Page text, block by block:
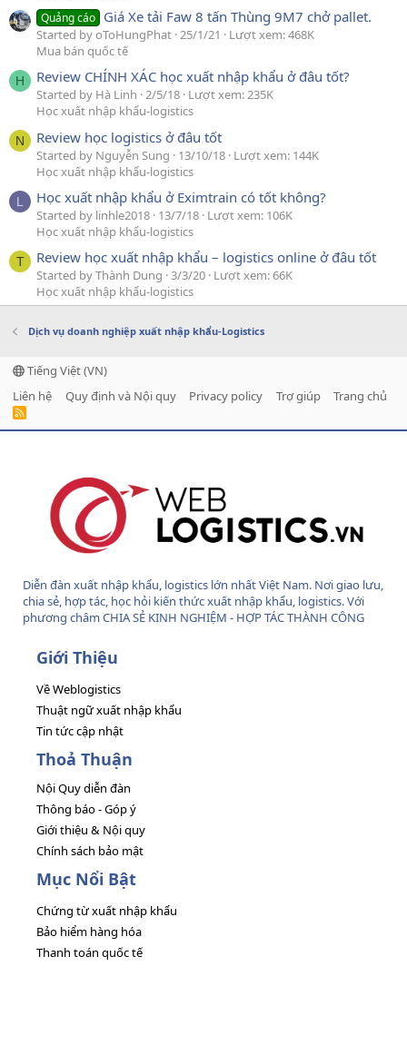
Quảng cáo Giá Xe tải Faw 8 tấn Thùng 9M7 chở pallet.
Started by oToHungPhat 25/1/21
Lượt xem: 468K
Mua bán quốc tế
H Review CHÍNH XÁC học xuất nhập khẩu ở đâu tốt?
Started by Hà Linh 2/5/18 Lượt xem: 235K
Học xuất nhập khẩu-logistics
N Review học logistics ở đâu tốt
Started by Nguyễn Sung 13/10/18 Lượt xem: 144K
Học xuất nhập khẩu-logistics
L Học xuất nhập khẩu ở Eximtrain có tốt không?
Started by linhle2018 13/7/18 Lượt xem: 106K
Học xuất nhập khẩu-logistics
T Review học xuất nhập khẩu – logistics online ở đâu tốt
Started by Thành Dung 3/3/20 Lượt xem: 66K
Học xuất nhập khẩu-logistics
Dịch vụ doanh nghiệp xuất nhập khẩu-Logistics
Tiếng Việt (VN)
Liên hệ
Quy định và Nội quy Privacy policy Trợ giúp Trang chủ
R
Diễn đàn xuất nhập khẩu, logistics lớn nhất Việt Nam. Nơi giao lưu,
chia sẻ, hợp tác, học hỏi kiến thức xuất nhập khẩu, logistics. Với
phương châm CHIA SẺ KINH NGHIỆM - HỢP TÁC THÀNH CÔNG
Giới Thiệu
Về Weblogistics
Thuật ngữ xuất nhập khẩu
Tin tức cập nhật
Thoả Thuận
Nội Quy diễn đàn
Thông báo - Góp ý
Giới thiệu & Nội quy
Chính sách bảo mật
Mục Nổi Bật
Chứng từ xuất nhập khẩu
Bảo hiểm hàng hóa
Thanh toán quốc tế